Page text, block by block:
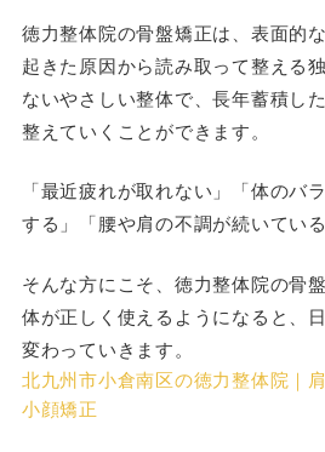
徳力整体院の骨盤矯正は、表面的
起きた原因から読み取って整える
ないやさしい整体で、長年蓄積し
整えていくことができます。
「最近疲れが取れない」「体のバ
する」「腰や肩の不調が続いている
そんな方にこそ、徳力整体院の骨
体が正しく使えるようになると、
変わっていきます。
北九州市小倉南区の徳力整体院｜
小顔矯正